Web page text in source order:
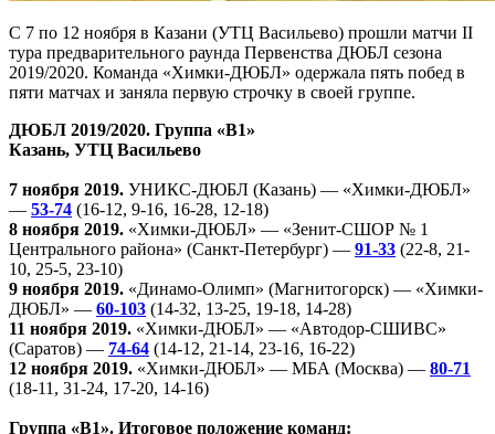
С 7 по 12 ноября в Казани (УТЦ Васильево) прошли матчи II
тура предварительного раунда Первенства ДЮБЛ сезона
2019/2020. Команда «Химки-ДЮБЛ» одержала пять побед в
пяти матчах и заняла первую строчку в своей группе.
ДЮБЛ 2019/2020. Группа «В1»
Казань, УТЦ Васильево
7 ноября 2019. УНИКС-ДЮБЛ (Казань) — «Химки-ДЮБЛ»
— 53-74 (16-12, 9-16, 16-28, 12-18)
8 ноября 2019. «Химки-ДЮБЛ» — «Зенит-СШОР № 1
Центрального района» (Санкт-Петербург) — 91-33 (22-8, 21-
10, 25-5, 23-10)
9 ноября 2019. «Динамо-Олимп» (Магнитогорск) — «Химки-
ДЮБЛ» — 60-103 (14-32, 13-25, 19-18, 14-28)
11 ноября 2019. «Химки-ДЮБЛ» — «Автодор-СШИВС»
(Саратов) — 74-64 (14-12, 21-14, 23-16, 16-22)
12 ноября 2019. «Химки-ДЮБЛ» — МБА (Москва) — 80-71
(18-11, 31-24, 17-20, 14-16)
Группа «В1». Итоговое положение команд: